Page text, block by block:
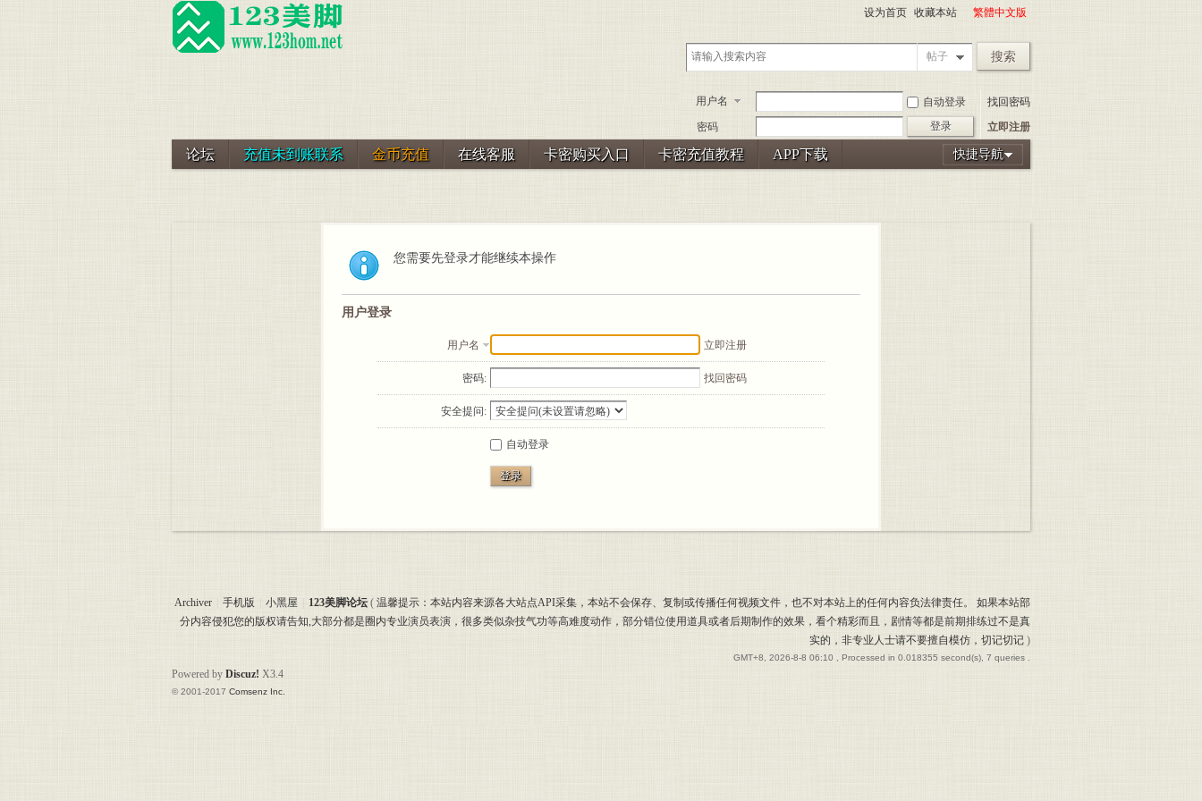
设为首页 收藏本站 繁體中文版
帖子 搜索
用户名 自动登录
找回密码
密码
登录 立即注册
快捷导航
论坛 充值未到账联系 金币充值 在线客服 卡密购买入口 卡密充值教程 APP下载
您需要先登录才能继续本操作
用户登录
用户名 立即注册
密码: 找回密码
安全提问:
自动登录
登录
Archiver 手机版 小黑屋 123美脚论坛 ( 温馨提示：本站内容来源各大站点API采集，本站不会保存、复制或传播任何视频文件，也不对本站上的任何内容负法律责任。 如果本站部
分内容侵犯您的版权请告知,大部分都是圈内专业演员表演，很多类似杂技气功等高难度动作，部分错位使用道具或者后期制作的效果，看个精彩而且，剧情等都是前期排练过不是真
实的，非专业人士请不要擅自模仿，切记切记 )
GMT+8, 2026-8-8 06:10 , Processed in 0.018355 second(s), 7 queries .
Powered by Discuz! X3.4
© 2001-2017 Comsenz Inc.